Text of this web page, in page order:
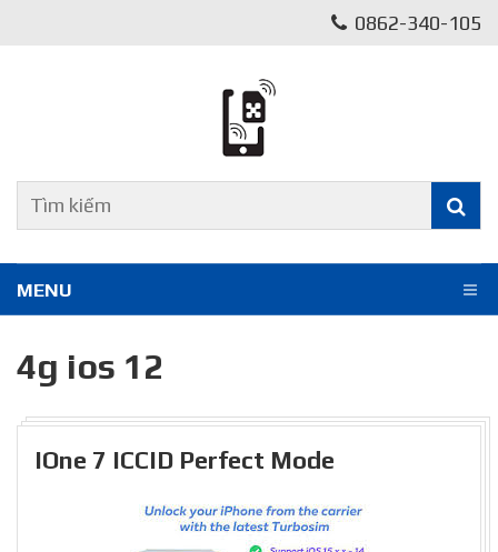
0862-340-105
MENU
4g ios 12
IOne 7 ICCID Perfect Mode